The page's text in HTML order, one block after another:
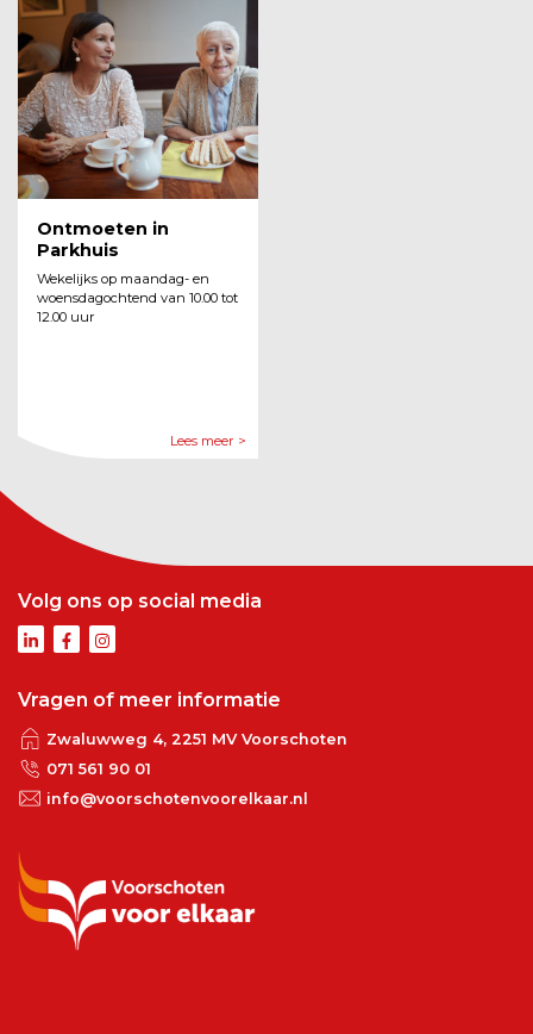
Ontmoeten in
Parkhuis
Wekelijks op maandag- en
woensdagochtend van 10.00 tot
12.00 uur
Lees meer >
Volg ons op social media
Vragen of meer informatie
Zwaluwweg 4, 2251 MV Voorschoten
071 561 90 01
info@voorschotenvoorelkaar.nl